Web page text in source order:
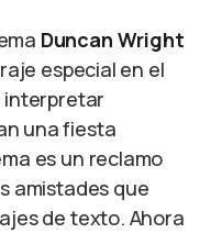
Duncan Wright
especial en el
interpretar
una fiesta
es un reclamo
amistades que
de texto. Ahora